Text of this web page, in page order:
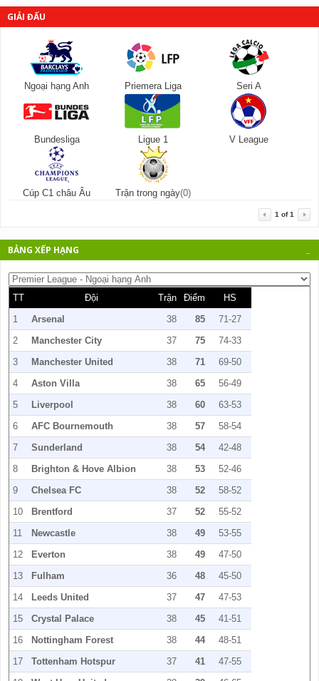
GIẢI ĐẤU
Ngoại hạng Anh Priemera Liga Seri A
Bundesliga Ligue 1 V League
Cúp C1 châu Âu Trận trong ngày(0)
1 of1
BẢNG XẾP HẠNG
TT Đội Trận Điểm
HS
1
Arsenal 38 85
71-27
2
Manchester City 37 75
74-33
3
Manchester United 38 71
69-50
4
Aston Villa 38 65
56-49
5
Liverpool 38 60
63-53
6
AFC Bournemouth 38 57
58-54
7
Sunderland 38 54
42-48
8
Brighton & Hove Albion 38 53
52-46
9
Chelsea FC 38 52
58-52
10
Brentford 37 52
55-52
11
Newcastle 38 49
53-55
12
Everton 38 49
47-50
13
Fulham 36 48
45-50
14
Leeds United 37 47
47-53
15
Crystal Palace 38 45
41-51
16
Nottingham Forest 38 44
48-51
17
Tottenham Hotspur 37 41
47-55